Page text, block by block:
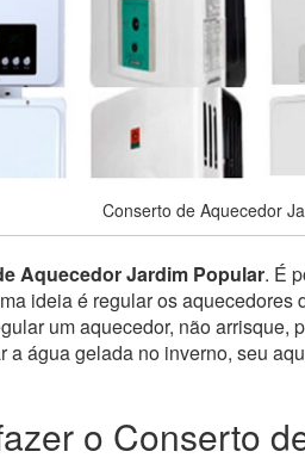
Conserto de Aquecedor
Aquecedor Jardim Popular. É
ideia é regular os
um aquecedor, não arrisque,
a água gelada no inverno, seu
o Conserto